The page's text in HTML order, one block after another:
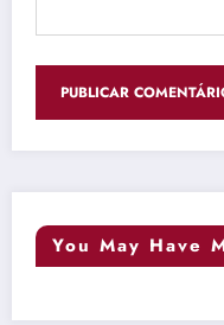
You May Have